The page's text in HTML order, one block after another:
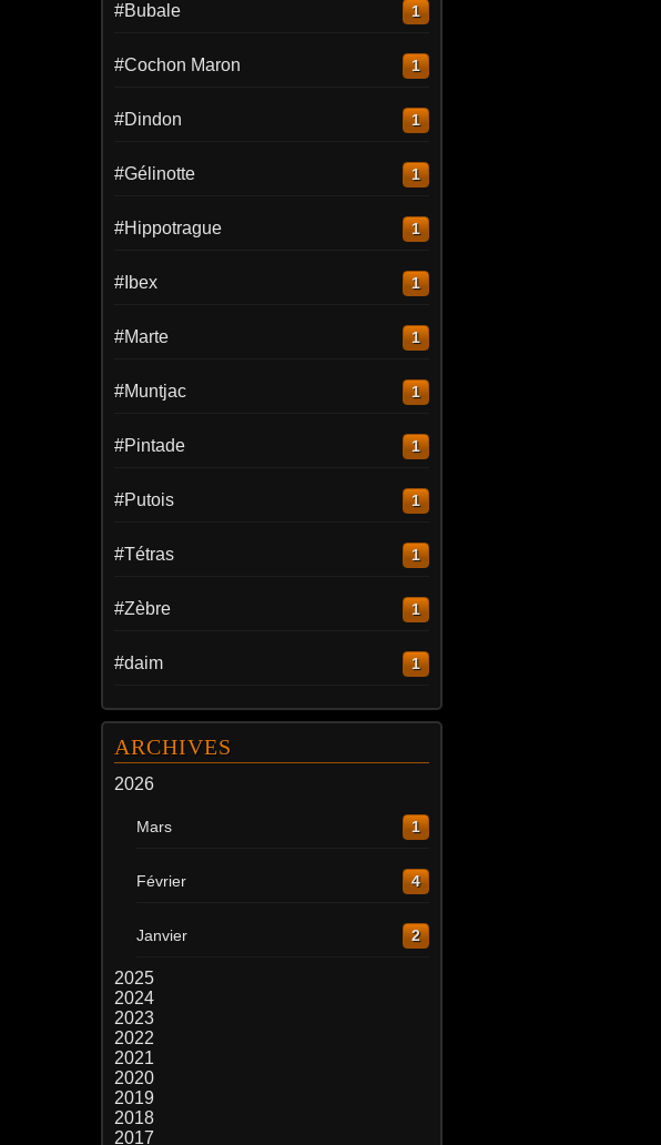
#Bubale 1
#Cochon Maron 1
#Dindon 1
#Gélinotte 1
#Hippotrague 1
#Ibex 1
#Marte 1
#Muntjac 1
#Pintade 1
#Putois 1
#Tétras 1
#Zèbre 1
#daim 1
ARCHIVES
2026
Mars 1
Février 4
Janvier 2
2025
2024
2023
2022
2021
2020
2019
2018
2017